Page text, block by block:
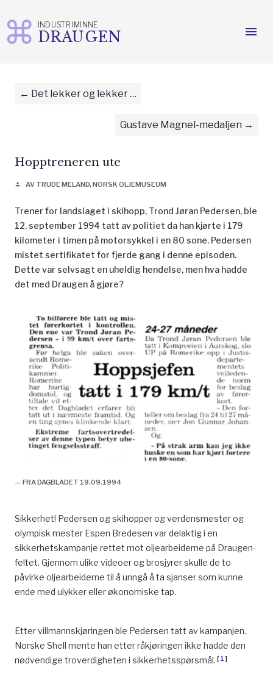
innhold
menu
INDUSTRIMINNE
DRAUGEN
Det lekker og lekker …
Gustave Magnel-medaljen
Hopptreneren ute
person AV TRUDE MELAND, NORSK OLJEMUSEUM
Trener for landslaget i skihopp, Trond Jøran Pedersen, ble
12. september 1994 tatt av politiet da han kjørte i 179
kilometer i timen på motorsykkel i en 80 sone. Pedersen
mistet sertifikatet for fjerde gang i denne episoden.
Dette var selvsagt en uheldig hendelse, men hva hadde
det med Draugen å gjøre?
— FRA DAGBLADET 19.09.1994
Sikkerhet! Pedersen og skihopper og verdensmester og
olympisk mester Espen Bredesen var delaktig i en
sikkerhetskampanje rettet mot oljearbeiderne på Draugen-
feltet. Gjennom ulike videoer og brosjyrer skulle de to
påvirke oljearbeiderne til å unngå å ta sjanser som kunne
ende med ulykker eller økonomiske tap.
Etter villmannskjøringen ble Pedersen tatt av kampanjen.
Norske Shell mente han etter råkjøringen ikke hadde den
nødvendige troverdigheten i sikkerhetsspørsmål. [1]